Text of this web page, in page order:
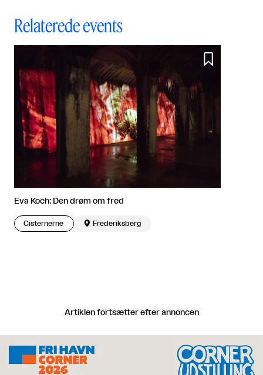
Relaterede events

Eva Koch: Den drøm om fred
Cisternerne  Frederiksberg
Artiklen fortsætter efter annoncen